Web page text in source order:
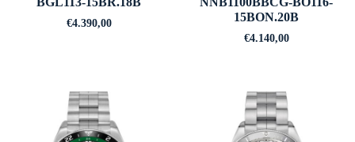
€4.390,00
15BON.20B
€4.140,00